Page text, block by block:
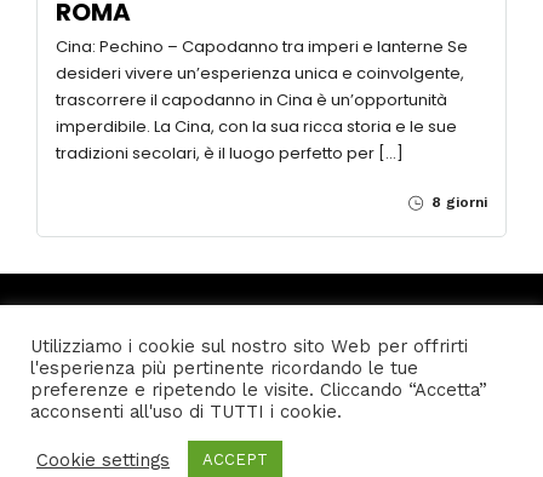
13 UsersOnline
Capodanno 2027 in Cina –
PARTENZA 27 DICEMBRE 2026 DA
ROMA
Cina: Pechino – Capodanno tra imperi e lanterne Se
desideri vivere un’esperienza unica e coinvolgente,
trascorrere il capodanno in Cina è un’opportunità
imperdibile. La Cina, con la sua ricca storia e le sue
tradizioni secolari, è il luogo perfetto per […]
Utilizziamo i cookie sul nostro sito Web per offrirti
l'esperienza più pertinente ricordando le tue
preferenze e ripetendo le visite. Cliccando “Accetta”
acconsenti all'uso di TUTTI i cookie.
Cookie settings ACCEPT